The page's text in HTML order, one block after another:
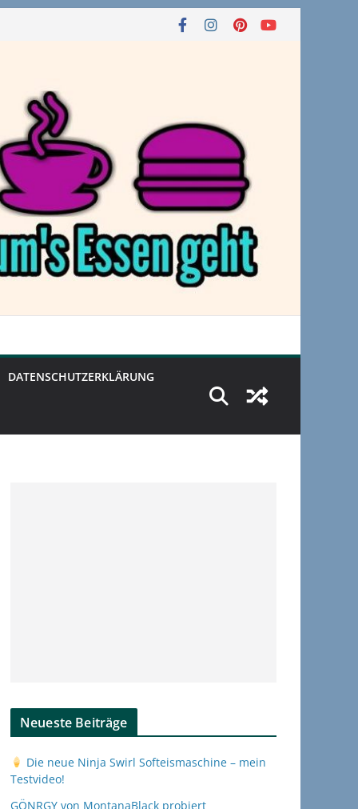
DATENSCHUTZERKLÄRUNG
Neueste Beiträge
Die neue Ninja Swirl Softeismaschine – mein
Testvideo!
GÖNRGY von MontanaBlack probiert